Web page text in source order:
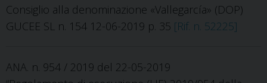
Consiglio alla denominazione «Vallegarcía» (DOP)
GUCEE SL n. 154 12-06-2019 p. 35 [Rif. n. 52225]
ANA. n. 954 / 2019 del 22-05-2019